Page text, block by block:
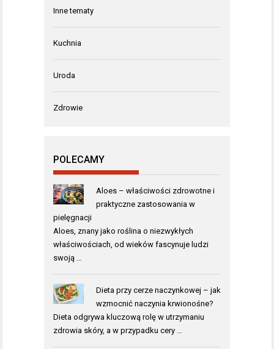
Inne tematy
Kuchnia
Uroda
Zdrowie
POLECAMY
Aloes – właściwości zdrowotne i
praktyczne zastosowania w
pielęgnacji
Aloes, znany jako roślina o niezwykłych
właściwościach, od wieków fascynuje ludzi
swoją …
Dieta przy cerze naczynkowej – jak
wzmocnić naczynia krwionośne?
Dieta odgrywa kluczową rolę w utrzymaniu
zdrowia skóry, a w przypadku cery …